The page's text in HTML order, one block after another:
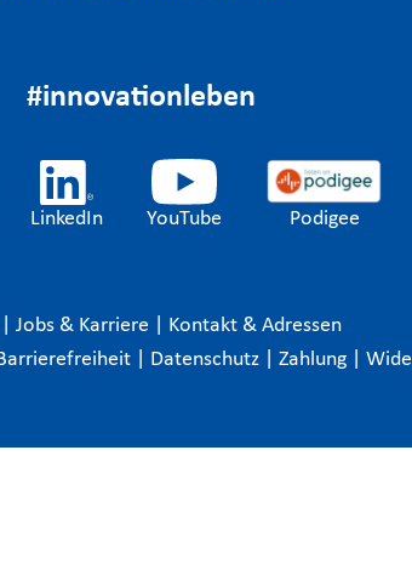
#innovationleben
LinkedIn YouTube Podigee
Jobs & Karriere
Kontakt & Adressen
Datenschutz Zahlung